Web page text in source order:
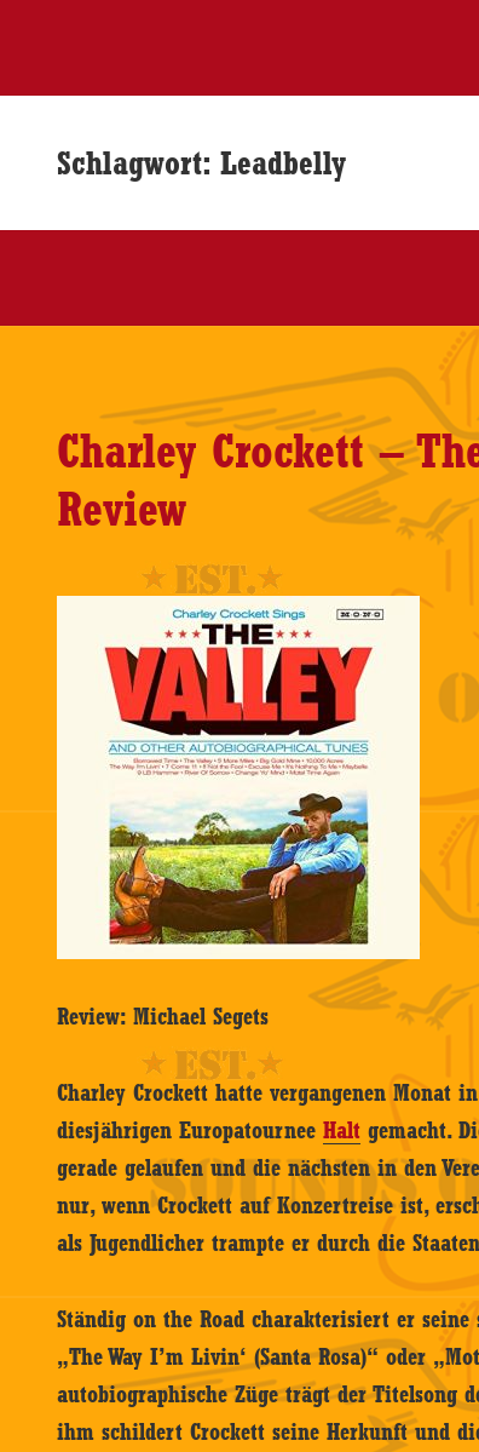
Schlagwort:Leadbelly
Charley Crockett –
Review
Review: Michael Segets
Charley Crockett hatte vergangenen Monat
diesjährigen EuropatourneeHalt gemacht.
gerade gelaufen und die nächsten in den
nur, wenn Crockett auf Konzertreise ist,
als Jugendlicher trampte er durch die
Ständig on the Road charakterisiert er seine
„The Way I’m Livin‘ (Santa Rosa)“ oder
autobiographische Züge trägt der Titelsong
ihm schildert Crockett seine Herkunft und